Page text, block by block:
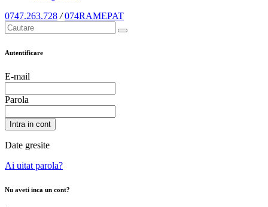
0747.263.728 / 074RAMEPAT
Autentificare
E-mail
Parola
Intra in cont
Date gresite
Ai uitat parola?
Nu aveti inca un cont?